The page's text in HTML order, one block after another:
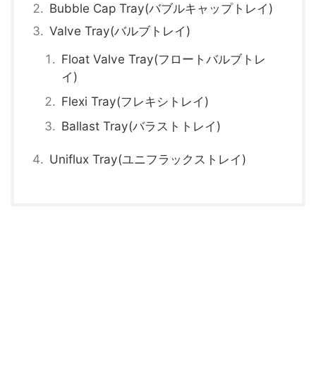
Bubble Cap Tray(バブルキャップトレイ)
Valve Tray(バルブトレイ)
Float Valve Tray(フロートバルブトレ
イ)
Flexi Tray(フレキシトレイ)
Ballast Tray(バラストトレイ)
Uniflux Tray(ユニフラックストレイ)